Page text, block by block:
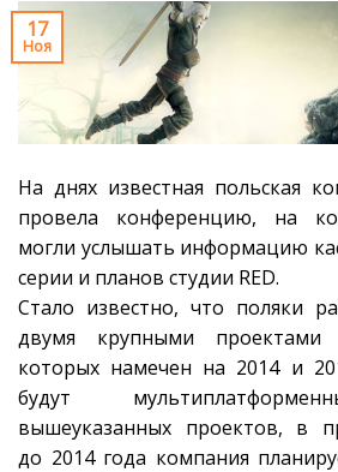
17
Ноя
На днях известная польская
провела конференцию, на
могли услышать информацию
серии и планов студии RED.
Стало известно, что поляки
двумя крупными проектами
которых намечен на 2014 и
будут
вышеуказанных проектов, в
до 2014 года компания